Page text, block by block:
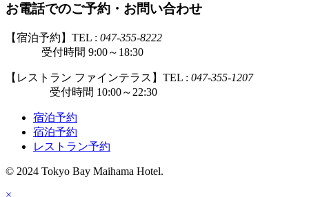
お電話でのご予約・お問い合わせ
【宿泊予約】TEL : 047-355-8222
受付時間 9:00～18:30
【レストラン ファインテラス】TEL : 047-355-1207
受付時間 10:00～22:30
宿泊予約
宿泊予約
レストラン予約
© 2024 Tokyo Bay Maihama Hotel.
×